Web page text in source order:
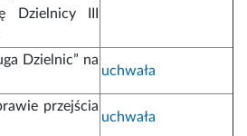
Dzielnicy III
Dzielnic” na
uchwała
przejścia
uchwała